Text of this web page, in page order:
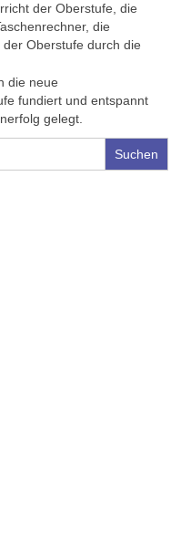
der Oberstufe, die
die
Oberstufe durch die
die neue
fundiert und entspannt
gelegt.